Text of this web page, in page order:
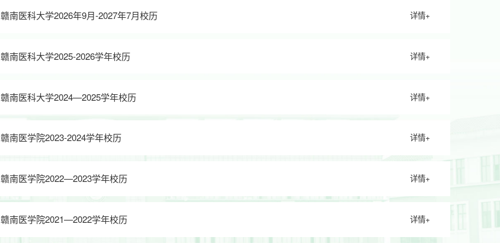
赣南医科大学2026年9月-2027年7月校历 详情+
赣南医科大学2025-2026学年校历 详情+
赣南医科大学2024—2025学年校历 详情+
赣南医学院2023-2024学年校历 详情+
赣南医学院2022—2023学年校历 详情+
赣南医学院2021—2022学年校历 详情+